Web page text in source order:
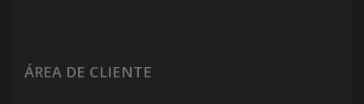
ÁREA DE CLIENTE